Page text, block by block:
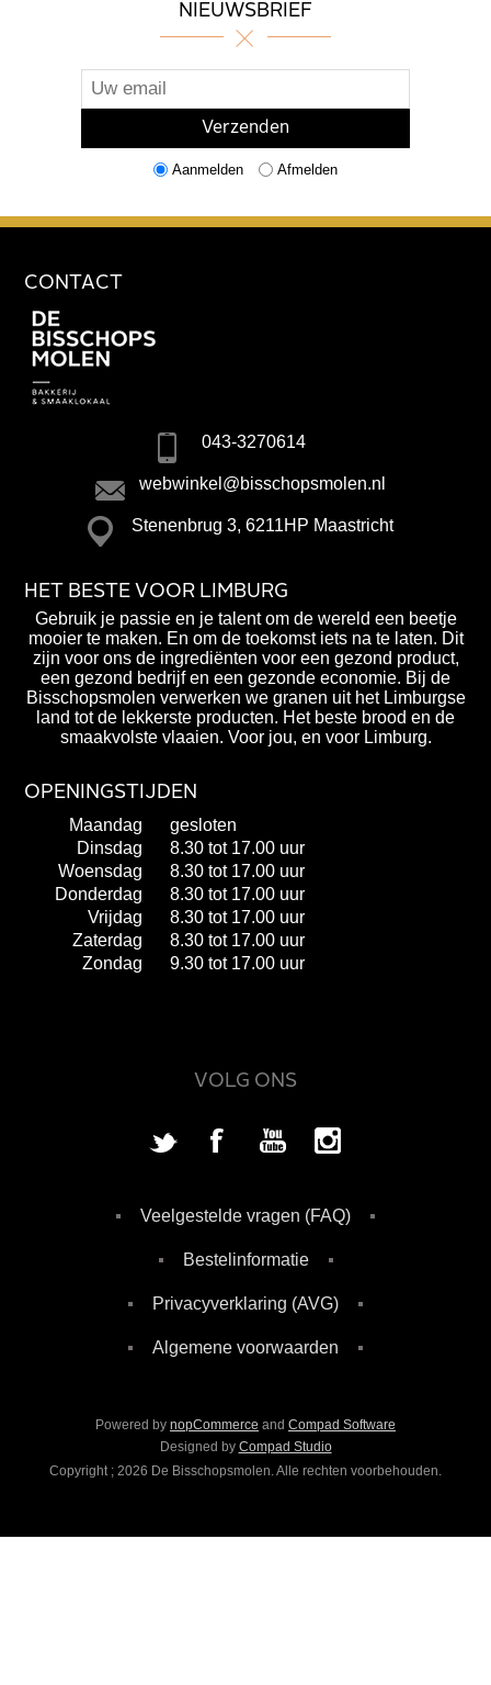
NIEUWSBRIEF
Aanmelden Afmelden
CONTACT
043-3270614
webwinkel@bisschopsmolen.nl
Stenenbrug 3, 6211HP Maastricht
HET BESTE VOOR LIMBURG
Gebruik je passie en je talent om de wereld een beetje
mooier te maken. En om de toekomst iets na te laten. Dit
zijn voor ons de ingrediënten voor een gezond product,
een gezond bedrijf en een gezonde economie. Bij de
Bisschopsmolen verwerken we granen uit het Limburgse
land tot de lekkerste producten. Het beste brood en de
smaakvolste vlaaien. Voor jou, en voor Limburg.
OPENINGSTIJDEN
Maandag
gesloten
Dinsdag
8.30 tot 17.00 uur
Woensdag
8.30 tot 17.00 uur
Donderdag
8.30 tot 17.00 uur
Vrijdag
8.30 tot 17.00 uur
Zaterdag
8.30 tot 17.00 uur
Zondag
9.30 tot 17.00 uur
VOLG ONS
Veelgestelde vragen (FAQ)
Bestelinformatie
Privacyverklaring (AVG)
Algemene voorwaarden
Powered by nopCommerce and Compad Software
Designed by Compad Studio
Copyright ; 2026 De Bisschopsmolen. Alle rechten voorbehouden.